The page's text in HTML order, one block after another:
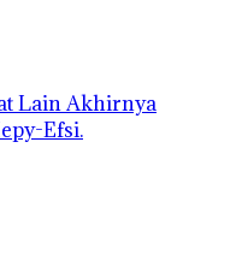
Lain Akhirnya
Efsi.